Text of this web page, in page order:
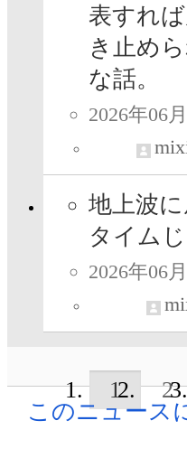
表すれ
き止め
な話。
2026年06
地上波
タイム
2026年06
1 2
このニュース